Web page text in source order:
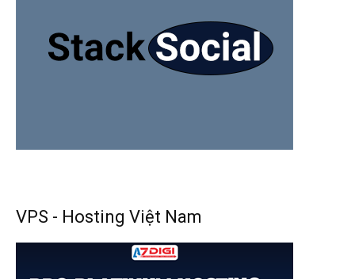
VPS - Hosting Việt Nam